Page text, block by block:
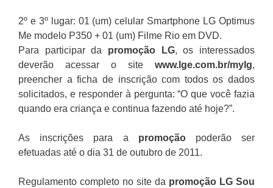
2º e 3º lugar: 01 (um) celular Smartphone LG Optimus
Me modelo P350 + 01 (um) Filme Rio em DVD.
Para participar da promoção LG, os interessados
deverão acessar o site www.lge.com.br/mylg,
preencher a ficha de inscrição com todos os dados
solicitados, e responder à pergunta: “O que você fazia
quando era criança e continua fazendo até hoje?”.
As inscrições para a promoçãopoderão ser
efetuadas até o dia 31 de outubro de 2011.
Regulamento completo no site da promoção LG Sou